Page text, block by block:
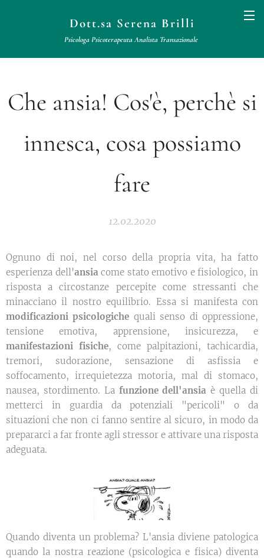
Dott.sa Serena Brilli
Psicologa PsicoterapeutaAnalista Transazionale
Che ansia! Cos'è, perchè si
innesca, cosa possiamo
fare
12.02.2020
Ognuno di noi, nel corso della propria vita, ha fatto
esperienza dell'ansiacome stato emotivo e fisiologico, in
risposta a circostanze percepite come stressanti che
minacciano il nostro equilibrio. Essa si manifesta con
modificazioni psicologiche quali senso di oppressione,
tensione emotiva, apprensione, insicurezza, e
manifestazioni fisiche, come palpitazioni, tachicardia,
tremori, sudorazione, sensazione di asfissia e
soffocamento, irrequietezza motoria, mal di stomaco,
nausea, stordimento. La funzione dell'ansia è quella di
metterci in guardia da potenziali "pericoli" o da
situazioni che non ci fanno sentire al sicuro, in modo da
prepararci a far fronte agli stressor e attivare una risposta
adeguata.
Quando diventa un problema? L'ansia diviene patologica
quando la nostra reazione (psicologica e fisica) diventa